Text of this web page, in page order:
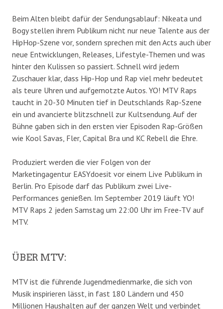
Beim Alten bleibt dafür der Sendungsablauf: Nikeata und
Bogy stellen ihrem Publikum nicht nur neue Talente aus der
HipHop-Szene vor, sondern sprechen mit den Acts auch über
neue Entwicklungen, Releases, Lifestyle-Themen und was
hinter den Kulissen so passiert. Schnell wird jedem
Zuschauer klar, dass Hip-Hop und Rap viel mehr bedeutet
als teure Uhren und aufgemotzte Autos. YO! MTV Raps
taucht in 20-30 Minuten tief in Deutschlands Rap-Szene
ein und avancierte blitzschnell zur Kultsendung. Auf der
Bühne gaben sich in den ersten vier Episoden Rap-Größen
wie Kool Savas, Fler, Capital Bra und KC Rebell die Ehre.
Produziert werden die vier Folgen von der
Marketingagentur EASYdoesit vor einem Live Publikum in
Berlin. Pro Episode darf das Publikum zwei Live-
Performances genießen. Im September 2019 läuft YO!
MTV Raps 2 jeden Samstag um 22:00 Uhr im Free-TV auf
MTV.
ÜBER MTV:
MTV ist die führende Jugendmedienmarke, die sich von
Musik inspirieren lässt, in fast 180 Ländern und 450
Millionen Haushalten auf der ganzen Welt und verbindet